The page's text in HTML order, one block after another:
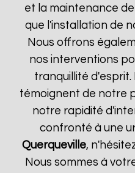
et la maintenance
que l'installation de
Nous offrons
nos interventions
tranquillité d'esprit.
témoignent de notre
notre rapidité
confronté à une
Querqueville,
Nous sommes à